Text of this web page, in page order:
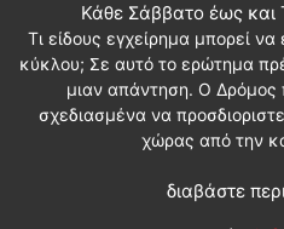
Κάθε Σάββατο έως και
Τι είδους εγχείρημα μπορεί
κύκλου; Σε αυτό το ερώτημα
μιαν απάντηση. Ο Δρόμος
σχεδιασμένα να
χώρας από την
διαβάστε